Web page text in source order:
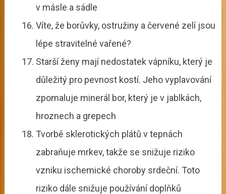
v másle a sádle
Víte, že borůvky, ostružiny a červené zelí jsou
lépe stravitelné vařené?
Starší ženy mají nedostatek vápníku, který je
důležitý pro pevnost kostí. Jeho vyplavování
zpomaluje minerál bor, který je v jablkách,
hroznech a grepech
Tvorbě sklerotických plátů v tepnách
zabraňuje mrkev, takže se snižuje riziko
vzniku ischemické choroby srdeční. Toto
riziko dále snižuje používání doplňků